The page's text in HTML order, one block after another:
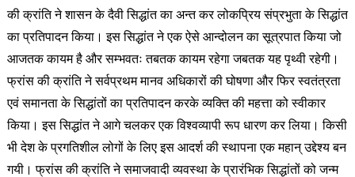
की क्रांति ने शासन के दैवी सिद्धांत का अन्त कर लोकप्रिय संप्रभुता के सिद्धांत
का प्रतिपादन किया। इस सिद्धांत ने एक ऐसे आन्दोलन का सूत्रपात किया जो
आजतक कायम है और सम्भवतः तबतक कायम रहेगा जबतक यह पृथ्वी रहेगी।
फ्रांस की क्रांति ने सर्वप्रथम मानव अधिकारों की घोषणा और फिर स्वतंत्रता
एवं समानता के सिद्धांतों का प्रतिपादन करके व्यक्ति की महत्ता को स्वीकार
किया। इस सिद्धांत ने आगे चलकर एक विश्वव्यापी रूप धारण कर लिया। किसी
भी देश के प्रगतिशील लोगों के लिए इस आदर्श की स्थापना एक महान् उद्देश्य बन
गयी। फ्रांस की क्रांति ने समाजवादी व्यवस्था के प्रारंभिक सिद्धांतों को जन्म